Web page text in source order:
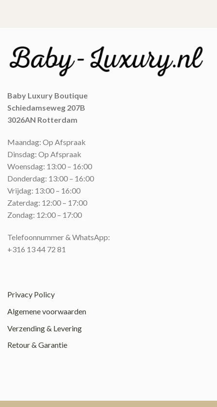
Baby Luxury Boutique
Schiedamseweg 207B
3026AN Rotterdam
Maandag: Op Afspraak
Dinsdag: Op Afspraak
Woensdag: 13:00 – 16:00
Donderdag: 13:00 – 16:00
Vrijdag: 13:00 – 16:00
Zaterdag: 12:00 – 17:00
Zondag: 12:00 – 17:00
Telefoonnummer & WhatsApp:
+316 13 44 72 81
Privacy Policy
Algemene voorwaarden
Verzending & Levering
Retour & Garantie